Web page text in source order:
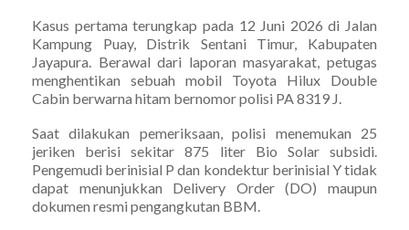
Kasus pertama terungkap pada 12 Juni 2026 di Jalan
Kampung Puay, Distrik Sentani Timur, Kabupaten
Jayapura. Berawal dari laporan masyarakat, petugas
menghentikan sebuah mobil Toyota Hilux Double
Cabin berwarna hitam bernomor polisi PA 8319 J.
Saat dilakukan pemeriksaan, polisi menemukan 25
jeriken berisi sekitar 875 liter Bio Solar subsidi.
Pengemudi berinisial P dan kondektur berinisial Y tidak
dapat menunjukkan Delivery Order (DO) maupun
dokumen resmi pengangkutan BBM.